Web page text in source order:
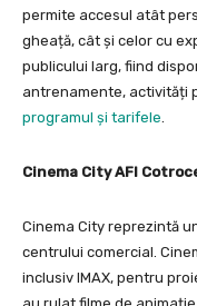
permite accesul atât
gheață, cât și celor cu
publicului larg, fiind
antrenamente, activități
programul și tarifele.
Cinema City AFI
Cinema City reprezintă
centrului comercial.
inclusiv IMAX, pentru